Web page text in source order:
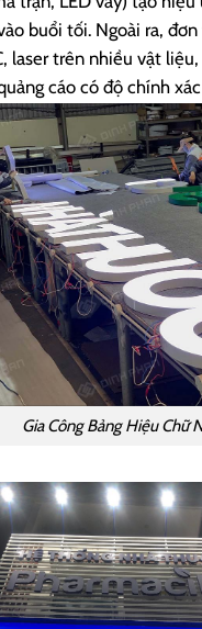
buổi tối. Ngoài ra,
laser trên nhiều vật
cáo có độ chính
Gia Công Bảng Hiệu Chữ